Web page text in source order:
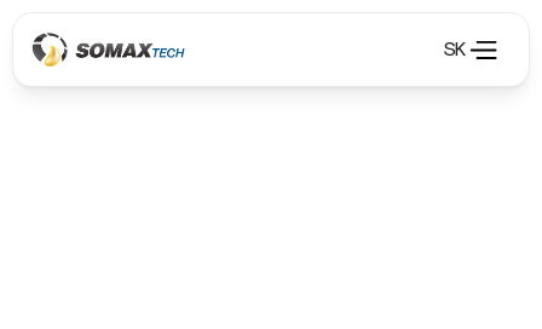
SK